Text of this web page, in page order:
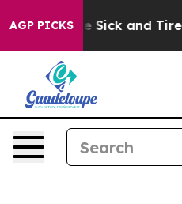
AGP PICKSAre Sick and Tired